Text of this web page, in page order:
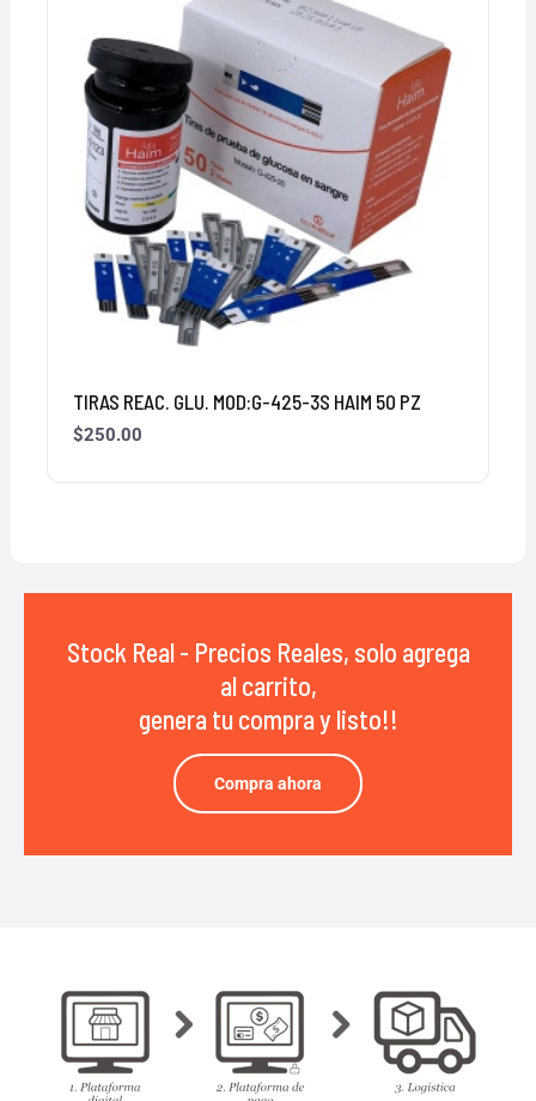
TIRAS REAC. GLU. MOD:G-425-3S HAIM 50 PZ
$250.00
Stock Real - Precios Reales, solo agrega
al carrito,
genera tu compra y listo!!
Compra ahora